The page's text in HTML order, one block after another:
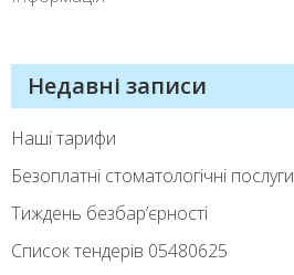
Недавні записи
Наші тарифи
Безоплатні стоматологічні послуги
Тиждень безбар’єрності
Список тендерiв 05480625